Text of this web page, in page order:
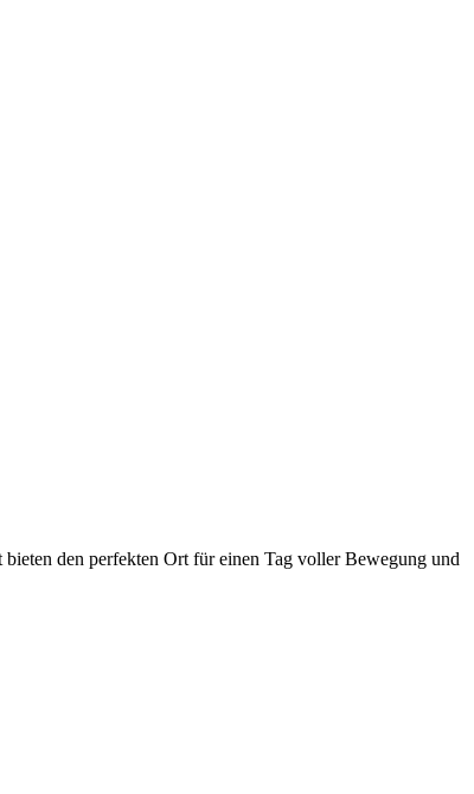
den perfekten Ort für einen Tag voller Bewegung und